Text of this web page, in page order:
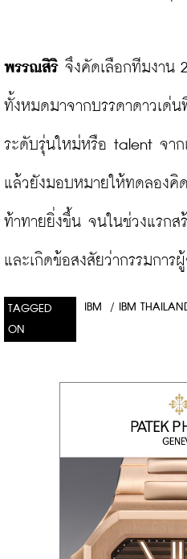
พรรณสิริ จึงคัดเลือกทีมงาน
ทั้งหมดมาจากบรรดาดาวเด่
ระดับรุ่นใหม่หรือ talent จาก
แล้วยังมอบหมายให้ทดลองคิ
ท้าทายยิ่งขึ้น จนในช่วงแรกส
และเกิดข้อสงสัยว่ากรรมการ
TAGGED
ON
IBM / IBM